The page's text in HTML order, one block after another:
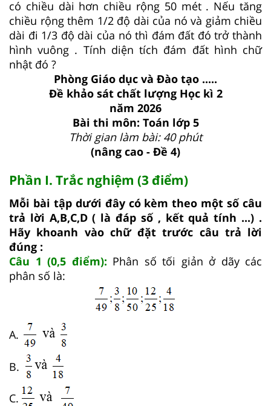
có chiều dài hơn chiều rộng 50 mét . Nếu tăng
chiều rộng thêm 1/2 độ dài của nó và giảm chiều
dài đi 1/3 độ dài của nó thì đám đất đó trở thành
hình vuông . Tính diện tích đám đất hình chữ
nhật đó ?
Phòng Giáo dục và Đào tạo .....
Đề khảo sát chất lượng Học kì 2
năm 2026
Bài thi môn: Toán lớp 5
Thời gian làm bài: 40 phút
(nâng cao - Đề 4)
Phần I. Trắc nghiệm (3 điểm)
Mỗi bài tập dưới đây có kèm theo một số câu
trả lời A,B,C,D ( là đáp số , kết quả tính ...) .
Hãy khoanh vào chữ đặt trước câu trả lời
đúng :
Câu 1 (0,5 điểm): Phân số tối giản ở dãy các
phân số là:
A.
B.
C.